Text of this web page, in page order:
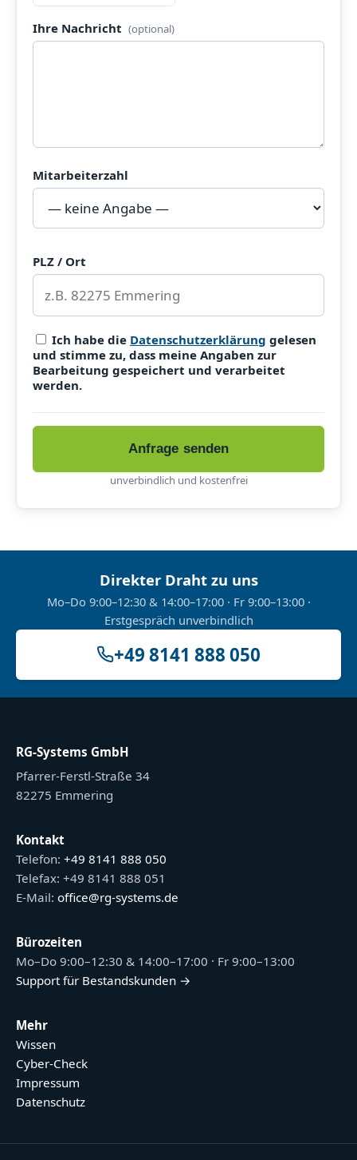
Ihre Nachricht (optional)
Mitarbeiterzahl
PLZ / Ort
Ich habe die Datenschutzerklärung gelesen
und stimme zu, dass meine Angaben zur
Bearbeitung gespeichert und verarbeitet
werden.
Anfrage senden
unverbindlich und kostenfrei
Direkter Draht zu uns
Mo–Do 9:00–12:30 & 14:00–17:00 · Fr 9:00–13:00 ·
Erstgespräch unverbindlich
+49 8141 888 050
RG-Systems GmbH
Pfarrer-Ferstl-Straße 34
82275 Emmering
Kontakt
Telefon: +49 8141 888 050
Telefax: +49 8141 888 051
E-Mail: office@rg-systems.de
Bürozeiten
Mo–Do 9:00–12:30 & 14:00–17:00 · Fr 9:00–13:00
Support für Bestandskunden →
Mehr
Wissen
Cyber-Check
Impressum
Datenschutz